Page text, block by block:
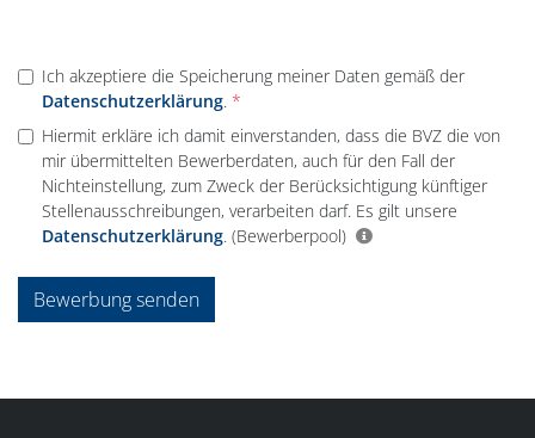
Ich akzeptiere die Speicherung meiner Daten gemäß der
Datenschutzerklärung.
Hiermit erkläre ich damit einverstanden, dass die BVZ die von
mir übermittelten Bewerberdaten, auch für den Fall der
Nichteinstellung, zum Zweck der Berücksichtigung künftiger
Stellenausschreibungen, verarbeiten darf. Es gilt unsere
Datenschutzerklärung. (Bewerberpool)
Bewerbung senden